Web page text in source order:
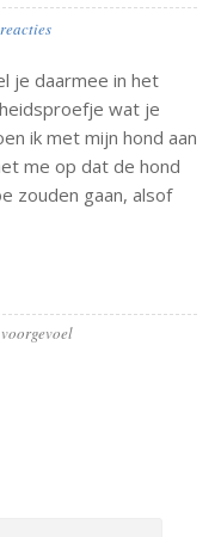
je daarmee in het
wat je
ik met mijn hond aan
me op dat de hond
zouden gaan, alsof
voorgevoel